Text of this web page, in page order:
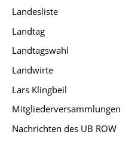
Landesliste
Landtag
Landtagswahl
Landwirte
Lars Klingbeil
Mitgliederversammlungen
Nachrichten des UB ROW